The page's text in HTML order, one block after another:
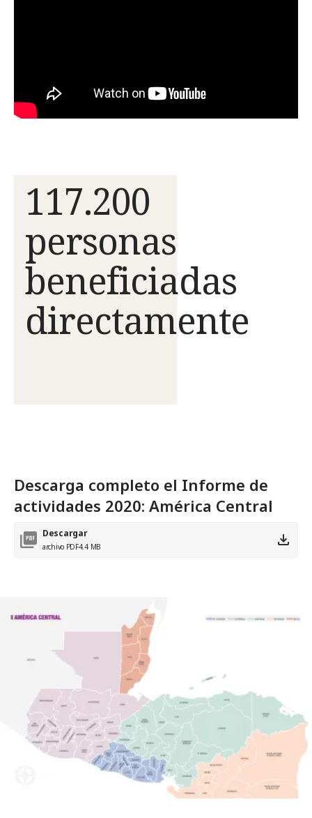
117.200
personas
beneficiadas
directamente
Descarga completo el Informe de
actividades 2020: América Central
Descargar
archivo PDF4.4 MB